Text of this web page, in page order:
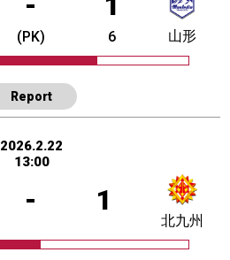
(PK) 6 山形
Report
2026.2.22
13:00
- 1
北九州